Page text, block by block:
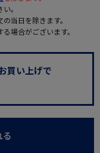
。
当日を除きます。
場合がございます。
買い上げで